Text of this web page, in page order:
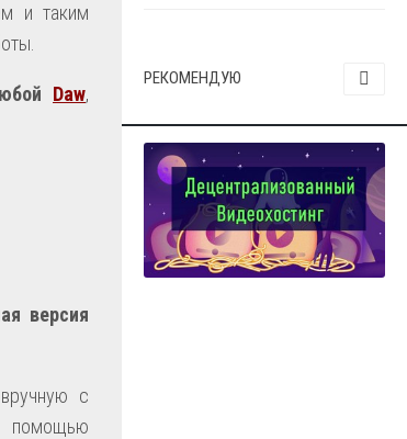
и таким
Daw,
версия
с
помощью
РЕКОМЕНДУЮ